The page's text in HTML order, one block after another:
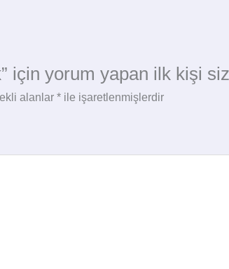
için yorum yapan ilk kişi
alanlar * ile işaretlenmişlerdir